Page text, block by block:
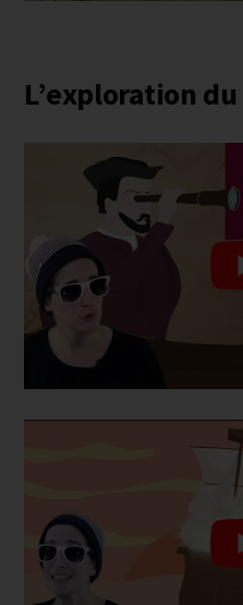
L’exploration